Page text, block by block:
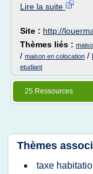
Lire la suite
Site : http://
Thèmes liés :
/ maison en colocation /
etudiant
25 Ressources
Thèmes
taxe